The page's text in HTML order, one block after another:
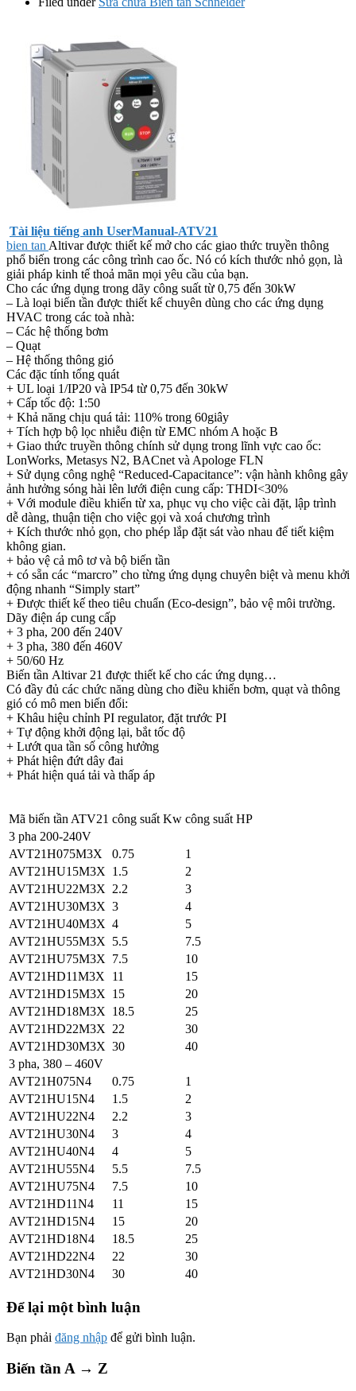
Tài liệu tiếng anh UserManual-ATV21
bien tan Altivar được thiết kế mở cho các giao thức truyền thông
phổ biến trong các công trình cao ốc. Nó có kích thước nhỏ gọn, là
giải pháp kinh tế thoả mãn mọi yêu cầu của bạn.
Cho các ứng dụng trong dãy công suất từ 0,75 đến 30kW
– Là loại biến tần được thiết kế chuyên dùng cho các ứng dụng
HVAC trong các toà nhà:
– Các hệ thống bơm
– Quạt
– Hệ thống thông gió
Các đặc tính tổng quát
+ UL loại 1/IP20 và IP54 từ 0,75 đến 30kW
+ Cấp tốc độ: 1:50
+ Khả năng chịu quá tải: 110% trong 60giây
+ Tích hợp bộ lọc nhiễu điện từ EMC nhóm A hoặc B
+ Giao thức truyền thông chính sử dụng trong lĩnh vực cao ốc:
LonWorks, Metasys N2, BACnet và Apologe FLN
+ Sử dụng công nghệ “Reduced-Capacitance”: vận hành không gây
ảnh hưởng sóng hài lên lưới điện cung cấp: THDI<30%
+ Với module điều khiển từ xa, phục vụ cho việc cài đặt, lập trình
dễ dàng, thuận tiện cho việc gọi và xoá chương trình
+ Kích thước nhỏ gọn, cho phép lắp đặt sát vào nhau để tiết kiệm
không gian.
+ bảo vệ cả mô tơ và bộ biến tần
+ có sẵn các “marcro” cho từng ứng dụng chuyên biệt và menu khởi
động nhanh “Simply start”
+ Được thiết kế theo tiêu chuẩn (Eco-design”, bảo vệ môi trường.
Dãy điện áp cung cấp
+ 3 pha, 200 đến 240V
+ 3 pha, 380 đến 460V
+ 50/60 Hz
Biến tần Altivar 21 được thiết kế cho các ứng dụng…
Có đầy đủ các chức năng dùng cho điều khiển bơm, quạt và thông
gió có mô men biến đổi:
+ Khâu hiệu chỉnh PI regulator, đặt trước PI
+ Tự động khởi động lại, bắt tốc độ
+ Lướt qua tần số công hưởng
+ Phát hiện đứt dây đai
+ Phát hiện quá tải và thấp áp
Mã biến tần ATV21 công suất Kw công suất HP
3 pha 200-240V
AVT21H075M3X
0.75
1
AVT21HU15M3X 1.5
2
AVT21HU22M3X 2.2
3
AVT21HU30M3X 3
4
AVT21HU40M3X 4
5
AVT21HU55M3X 5.5
7.5
AVT21HU75M3X 7.5
10
AVT21HD11M3X
11
15
AVT21HD15M3X 15
20
AVT21HD18M3X 18.5
25
AVT21HD22M3X 22
30
AVT21HD30M3X 30
40
3 pha, 380 – 460V
AVT21H075N4
0.75
1
AVT21HU15N4
1.5
2
AVT21HU22N4
2.2
3
AVT21HU30N4
3
4
AVT21HU40N4
4
5
AVT21HU55N4
5.5
7.5
AVT21HU75N4
7.5
10
AVT21HD11N4
11
15
AVT21HD15N4
15
20
AVT21HD18N4
18.5
25
AVT21HD22N4
22
30
AVT21HD30N4
30 40
Để lại một bình luận
Bạn phải đăng nhập để gửi bình luận.
Biến tần A → Z